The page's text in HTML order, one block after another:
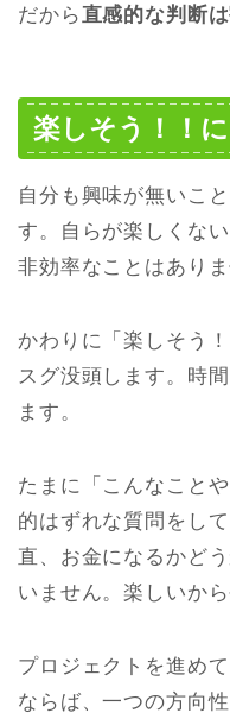
だから直感的な判断
楽しそう！！
自分も興味が無いこ
す。自らが楽しくな
非効率なことはありま
かわりに「楽しそう
スグ没頭します。時
ます。
たまに「こんなこと
的はずれな質問をし
直、お金になるかど
いません。楽しいか
プロジェクトを進め
ならば、一つの方向